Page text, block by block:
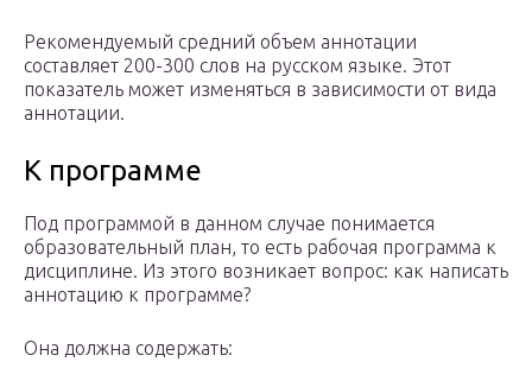
Рекомендуемый средний объем аннотации
составляет 200-300 слов на русском языке. Этот
показатель может изменяться в зависимости от вида
аннотации.
К программе
Под программой в данном случае понимается
образовательный план, то есть рабочая программа к
дисциплине. Из этого возникает вопрос: как написать
аннотацию к программе?
Она должна содержать: